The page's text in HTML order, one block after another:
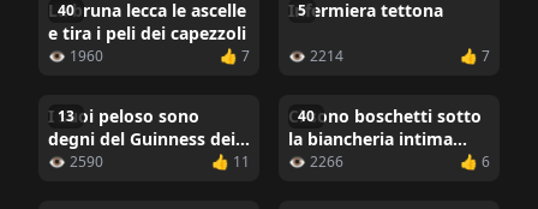
40
La bruna lecca le ascelle
e tira i peli dei capezzoli
👁 1960 👍 7
5
Infermiera tettona
👁 2214 👍 7
13
I suoi peloso sono
degni del Guinness dei
primati
👁 2590 👍 11
40
Ci sono boschetti sotto
la biancheria intima
rosa
👁 2266 👍 6